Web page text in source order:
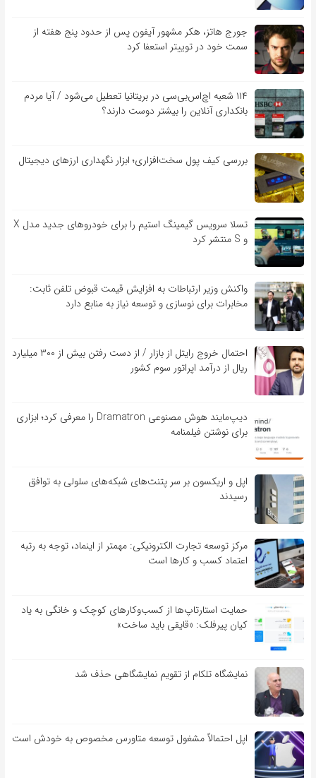
جورج هاتز، هکر مشهور آیفون پس از حدود پنج هفته از
سمت خود در توییتر استعفا کرد
۱۱۴ شعبه اچ‌اس‌بی‌سی در بریتانیا تعطیل می‌شود / آیا مردم
بانکداری آنلاین را بیشتر دوست دارند؟
بررسی کیف‌ پول سخت‌افزاری؛ ابزار نگهداری ارزهای دیجیتال
تسلا سرویس گیمینگ استیم را برای خودروهای جدید مدل X
و S منتشر کرد
واکنش وزیر ارتباطات به افزایش قیمت قبوض تلفن ثابت:
مخابرات برای نوسازی و توسعه نیاز به منابع دارد
احتمال خروج رایتل از بازار / از دست رفتن بیش از ۳۰۰ میلیارد
ریال از درآمد اپراتور سوم کشور
دیپ‌مایند هوش مصنوعی Dramatron را معرفی کرد؛ ابزاری
برای نوشتن فیلمنامه
اپل و اریکسون بر سر پتنت‌های شبکه‌های سلولی به توافق
رسیدند
مرکز توسعه تجارت الکترونیکی: مهمتر از اینماد، توجه به رتبه
اعتماد کسب و کارها است
حمایت استارتاپ‌ها از کسب‌وکارهای کوچک و خانگی به یاد
کیان پیرفلک: «قایقی باید ساخت»
نمایشگاه تلکام از تقویم نمایشگاهی حذف شد
اپل احتمالاً مشغول توسعه متاورس مخصوص به خودش است